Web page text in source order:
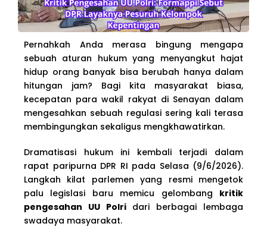
Pernahkah Anda merasa bingung mengapa
sebuah aturan hukum yang menyangkut hajat
hidup orang banyak bisa berubah hanya dalam
hitungan jam? Bagi kita masyarakat biasa,
kecepatan para wakil rakyat di Senayan dalam
mengesahkan sebuah regulasi sering kali terasa
membingungkan sekaligus mengkhawatirkan.
Dramatisasi hukum ini kembali terjadi dalam
rapat paripurna DPR RI pada Selasa (9/6/2026).
Langkah kilat parlemen yang resmi mengetok
palu legislasi baru memicu gelombang kritik
pengesahan UU Polridari berbagai lembaga
swadaya masyarakat.